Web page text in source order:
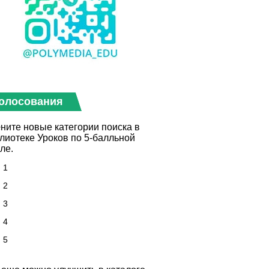
новые категории поиска в
Уроков по 5-балльной
1
2
3
4
5